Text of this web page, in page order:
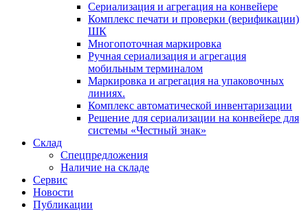
Сериализация и агрегация на конвейере
Комплекс печати и проверки (верификации)
ШК
Многопоточная маркировка
Ручная сериализация и агрегация
мобильным терминалом
Маркировка и агрегация на упаковочных
линиях.
Комплекс автоматической инвентаризации
Решение для сериализации на конвейере для
системы «Честный знак»
Склад
Спецпредложения
Наличие на складе
Сервис
Новости
Публикации